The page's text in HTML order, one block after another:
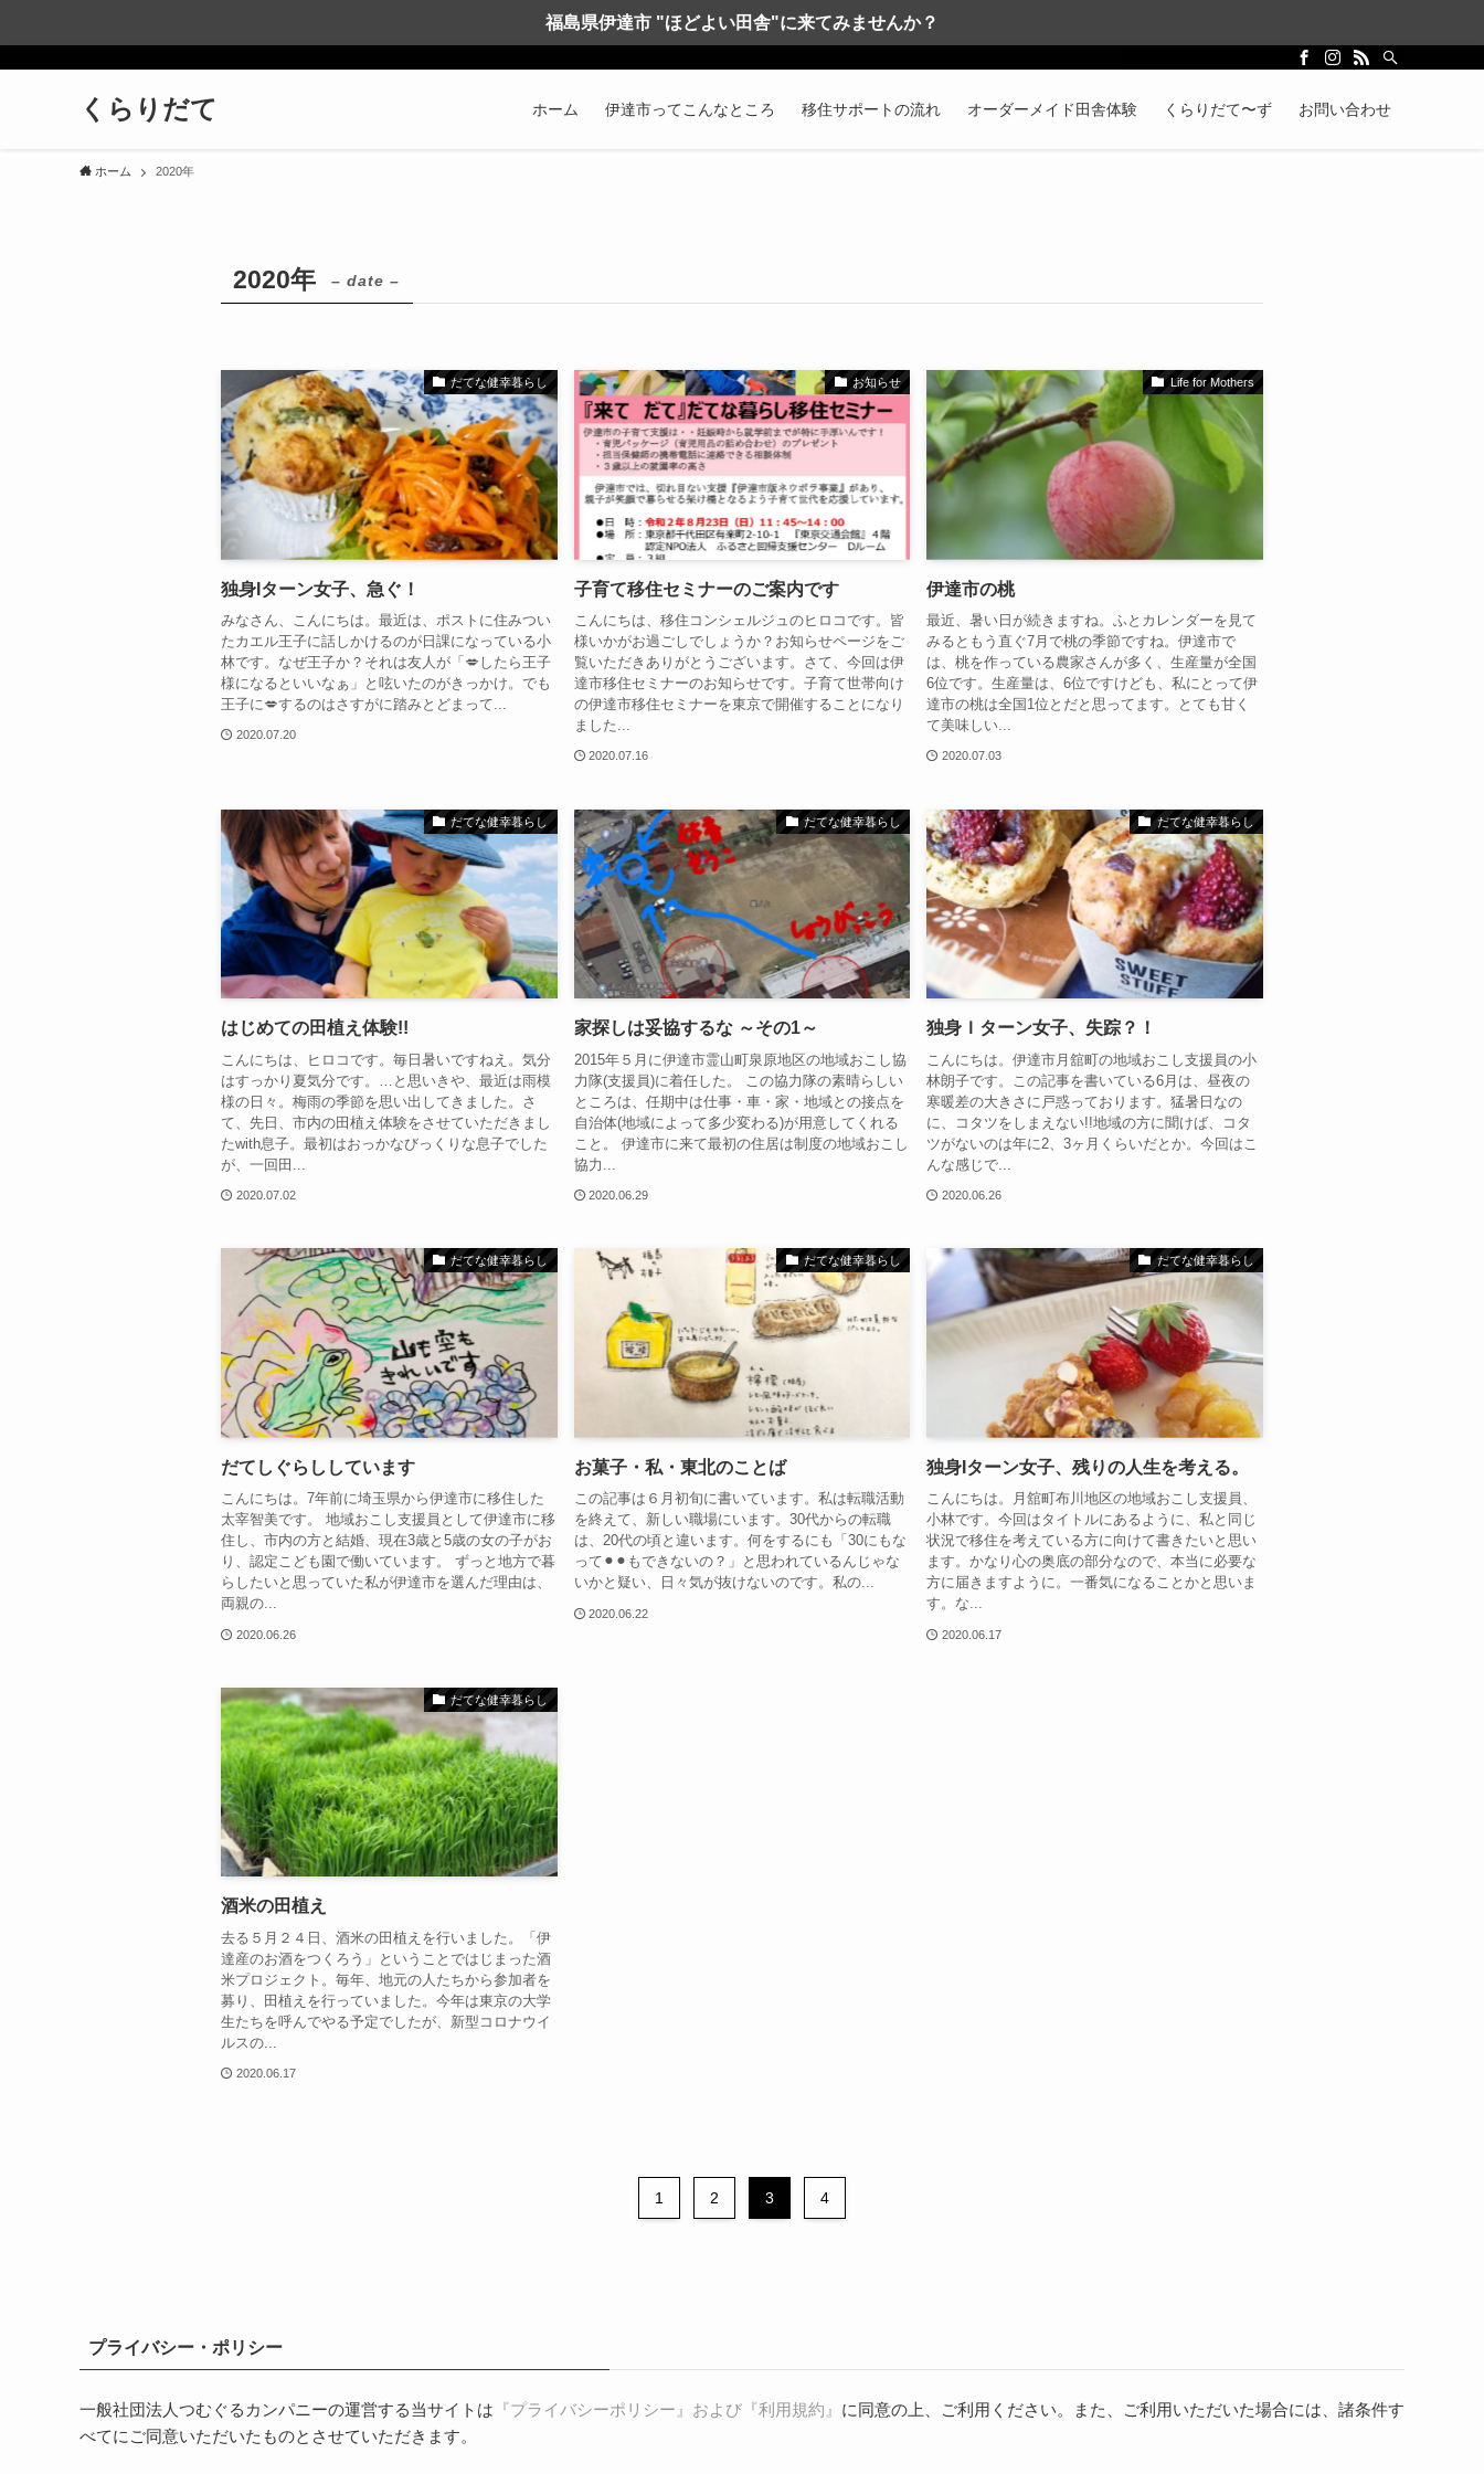
福島県伊達市 "ほどよい田舎"に来てみませんか？
くらりだて ホーム 伊達市ってこんなところ 移住サポートの流れ オーダーメイド田舎体験 くらりだて〜ず お問い合わせ
ホーム 2020年
2020年 – date –
だてな健幸暮らし
独身Iターン女子、急ぐ！
みなさん、こんにちは。最近は、ポストに住みつい
たカエル王子に話しかけるのが日課になっている小
林です。なぜ王子か？それは友人が「💋したら王子
様になるといいなぁ」と呟いたのがきっかけ。でも
王子に💋するのはさすがに踏みとどまって...
2020.07.20
お知らせ
子育て移住セミナーのご案内です
こんにちは、移住コンシェルジュのヒロコです。皆
様いかがお過ごしでしょうか？お知らせページをご
覧いただきありがとうございます。さて、今回は伊
達市移住セミナーのお知らせです。子育て世帯向け
の伊達市移住セミナーを東京で開催することになり
ました...
2020.07.16
Life for Mothers
伊達市の桃
最近、暑い日が続きますね。ふとカレンダーを見て
みるともう直ぐ7月で桃の季節ですね。伊達市で
は、桃を作っている農家さんが多く、生産量が全国
6位です。生産量は、6位ですけども、私にとって伊
達市の桃は全国1位とだと思ってます。とても甘く
て美味しい...
2020.07.03
だてな健幸暮らし
はじめての田植え体験!!
こんにちは、ヒロコです。毎日暑いですねえ。気分
はすっかり夏気分です。…と思いきや、最近は雨模
様の日々。梅雨の季節を思い出してきました。さ
て、先日、市内の田植え体験をさせていただきまし
たwith息子。最初はおっかなびっくりな息子でした
が、一回田...
2020.07.02
だてな健幸暮らし
家探しは妥協するな ～その1～
2015年５月に伊達市霊山町泉原地区の地域おこし協
力隊(支援員)に着任した。 この協力隊の素晴らしい
ところは、任期中は仕事・車・家・地域との接点を
自治体(地域によって多少変わる)が用意してくれる
こと。 伊達市に来て最初の住居は制度の地域おこし
協力...
2020.06.29
だてな健幸暮らし
独身Ｉターン女子、失踪？！
こんにちは。伊達市月舘町の地域おこし支援員の小
林朗子です。この記事を書いている6月は、昼夜の
寒暖差の大きさに戸惑っております。猛暑日なの
に、コタツをしまえない!!地域の方に聞けば、コタ
ツがないのは年に2、3ヶ月くらいだとか。今回はこ
んな感じで...
2020.06.26
だてな健幸暮らし
だてしぐらししています
こんにちは。7年前に埼玉県から伊達市に移住した
太宰智美です。 地域おこし支援員として伊達市に移
住し、市内の方と結婚、現在3歳と5歳の女の子がお
り、認定こども園で働いています。 ずっと地方で暮
らしたいと思っていた私が伊達市を選んだ理由は、
両親の...
2020.06.26
だてな健幸暮らし
お菓子・私・東北のことば
この記事は６月初旬に書いています。私は転職活動
を終えて、新しい職場にいます。30代からの転職
は、20代の頃と違います。何をするにも「30にもな
って⚫︎⚫︎もできないの？」と思われているんじゃな
いかと疑い、日々気が抜けないのです。私の...
2020.06.22
だてな健幸暮らし
独身Iターン女子、残りの人生を考える。
こんにちは。月舘町布川地区の地域おこし支援員、
小林です。今回はタイトルにあるように、私と同じ
状況で移住を考えている方に向けて書きたいと思い
ます。かなり心の奥底の部分なので、本当に必要な
方に届きますように。一番気になることかと思いま
す。な...
2020.06.17
だてな健幸暮らし
酒米の田植え
去る５月２４日、酒米の田植えを行いました。「伊
達産のお酒をつくろう」ということではじまった酒
米プロジェクト。毎年、地元の人たちから参加者を
募り、田植えを行っていました。今年は東京の大学
生たちを呼んでやる予定でしたが、新型コロナウイ
ルスの...
2020.06.17
1 2 3 4
プライバシー・ポリシー
一般社団法人つむぐるカンパニーの運営する当サイトは 『プライバシーポリシー』および『利用規約』 に同意の上、ご利用ください。また、ご利用いただいた場合には、諸条件す
べてにご同意いただいたものとさせていただきます。